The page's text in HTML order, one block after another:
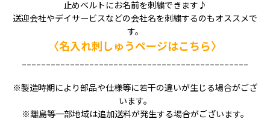
止めベルトにお名前を刺繍できます♪
送迎会社やデイサービスなどの会社名を刺繍するのもオススメで
す。
〈名入れ刺しゅうページはこちら〉
※製造時期により部品や仕様等に若干の違いが生じる場合がござ
います。
※離島等一部地域は追加送料が発生する場合がございます。